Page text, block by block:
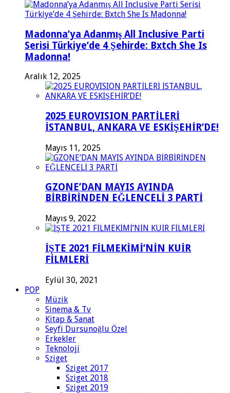
Madonna’ya Adanmış All Inclusive Parti
Serisi Türkiye’de 4 Şehirde: Bxtch She Is
Madonna!
Aralık 12, 2025
2025 EUROVISION PARTİLERİ
İSTANBUL, ANKARA VE ESKİŞEHİR’DE!
Mayıs 11, 2025
GZONE’DAN MAYIS AYINDA
BİRBİRİNDEN EĞLENCELİ 3 PARTİ
Mayıs 9, 2022
İŞTE 2021 FİLMEKİMİ’NİN KUİR
FİLMLERİ
Eylül 30, 2021
POP
Müzik
Sinema & Tv
Kitap & Sanat
Seyfi Dursunoğlu Özel
Erkekler
Teknoloji
Sziget
Sziget 2017
Sziget 2018
Sziget 2019